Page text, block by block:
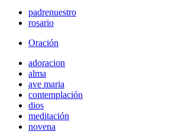
padrenuestro
rosario
Oración
adoracion
alma
ave maria
contemplación
dios
meditación
novena